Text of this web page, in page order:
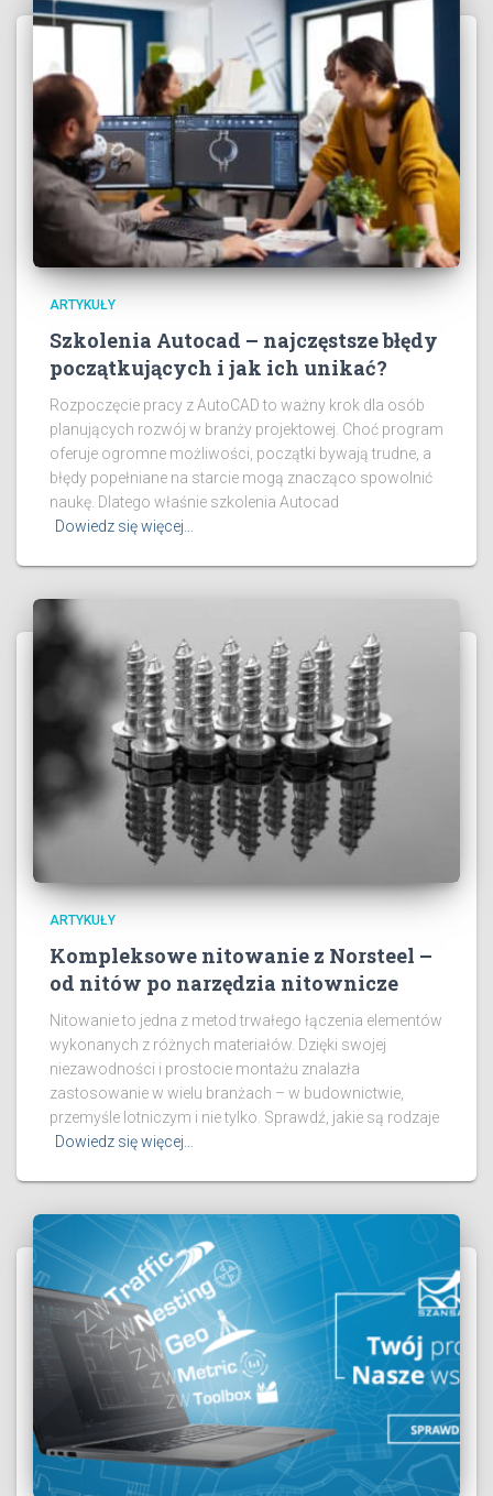
ARTYKUŁY
Szkolenia Autocad – najczęstsze błędy
początkujących i jak ich unikać?
Rozpoczęcie pracy z AutoCAD to ważny krok dla osób
planujących rozwój w branży projektowej. Choć program
oferuje ogromne możliwości, początki bywają trudne, a
błędy popełniane na starcie mogą znacząco spowolnić
naukę. Dlatego właśnie szkolenia Autocad
Dowiedz się więcej…
ARTYKUŁY
Kompleksowe nitowanie z Norsteel –
od nitów po narzędzia nitownicze
Nitowanie to jedna z metod trwałego łączenia elementów
wykonanych z różnych materiałów. Dzięki swojej
niezawodności i prostocie montażu znalazła
zastosowanie w wielu branżach – w budownictwie,
przemyśle lotniczym i nie tylko. Sprawdź, jakie są rodzaje
Dowiedz się więcej…